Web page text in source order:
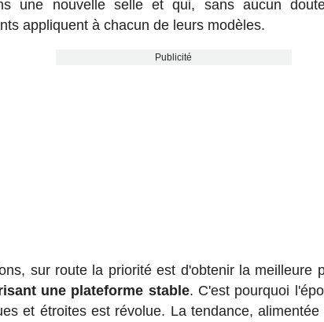
une nouvelle selle et qui, sans aucun
appliquent à chacun de leurs modèles.
Publicité
sur route la priorité est d'obtenir la meilleure
une plateforme stable. C'est pourquoi
et étroites est révolue. La tendance,